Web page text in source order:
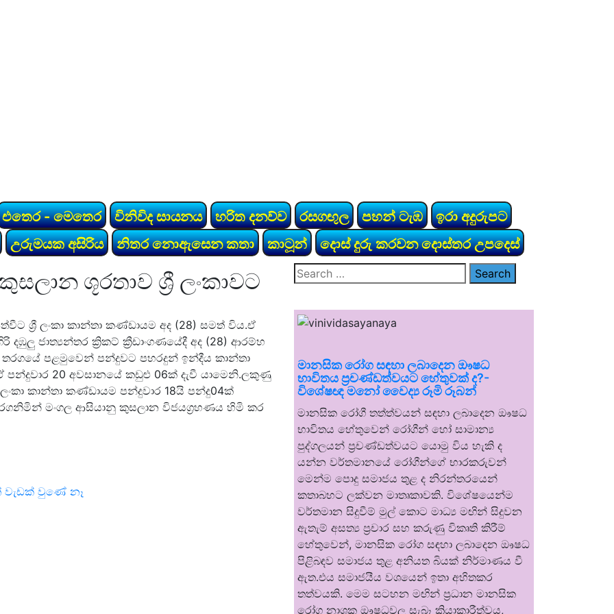
එතෙර - මෙතෙර විනිවිද සායනය හරිත දනව්ව රසගඟුල පහන් ටැඹ
ඉරා අදුරුපට
උරුමයක අසිරිය නිතර නොඇසෙන කතා කාටූන් දොස් දුරු කරවන දොස්තර උපදෙස්
ශූරතාව ශ්‍රී ලංකාවට
ශ්‍රී ලංකා කාන්තා කණ්ඩායම අද (28) සමත් විය.ඒ
ජාත්‍යන්තර ක්‍රිකට් ක්‍රීඩාංගණයේදී අද (28) ආරම්හ
පළමුවෙන් පන්දුවට පහරදුන් ඉන්දීය කාන්තා
20 අවසානයේ කඩුළු 06ක් දැවී යාමෙනි.ලකුණු
කාන්තා කණ්ඩායම පන්දුවාර 18යි පන්දු04ක්
මංගල ආසියානු කුසලාන විජයග්‍රහණය හිමි කර
වැඩක් වුණේ නෑ
Search
for:
මානසික රෝග සඳහා ලබාදෙන ඖෂධ
භාවිතය ප්‍රචණ්ඩත්වයට හේතුවක් ද?-
විශේෂඥ මනෝ වෛද්‍ය රූමි රූබන්
මානසික රෝගී තත්ත්වයන් සඳහා ලබාදෙන ඖෂධ
භාවිතය හේතුවෙන් රෝගීන් හෝ සාමාන්‍ය
පුද්ගලයන් ප්‍රචණ්ඩත්වයට යොමු විය හැකි ද
යන්න වර්තමානයේ රෝගීන්ගේ භාරකරුවන්
මෙන්ම පොදු සමාජය තුළ ද නිරන්තරයෙන්
කතාබහට ලක්වන මාතෘකාවකි. විශේෂයෙන්ම
වර්තමාන සිදුවීම් මුල් කොට මාධ්‍ය මඟින් සිදුවන
ඇතැම් අසත්‍ය ප්‍රචාර සහ කරුණු විකෘති කිරීම්
හේතුවෙන්, මානසික රෝග සඳහා ලබාදෙන ඖෂධ
පිළිබඳව සමාජය තුළ අනියත බියක් නිර්මාණය වී
ඇත.එය සමාජයීය වශයෙන් ඉතා අහිතකර
තත්වයකි. මෙම සටහන මඟින් ප්‍රධාන මානසික
රෝග නාශක ඖෂධවල සැබෑ ක්‍රියාකාරීත්වය,